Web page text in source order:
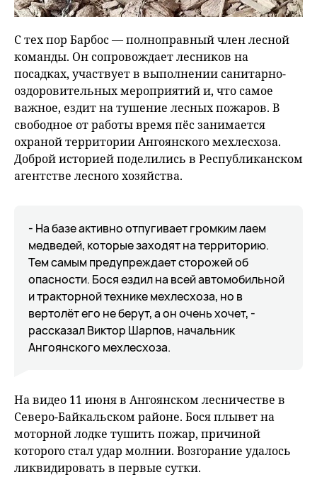
С тех пор Барбос — полноправный член лесной
команды. Он сопровождает лесников на
посадках, участвует в выполнении санитарно-
оздоровительных мероприятий и, что самое
важное, ездит на тушение лесных пожаров. В
свободное от работы время пёс занимается
охраной территории Ангоянского мехлесхоза.
Доброй историей поделились в Республиканском
агентстве лесного хозяйства.
- На базе активно отпугивает громким лаем
медведей, которые заходят на территорию.
Тем самым предупреждает сторожей об
опасности. Бося ездил на всей автомобильной
и тракторной технике мехлесхоза, но в
вертолёт его не берут, а он очень хочет, -
рассказал Виктор Шарпов, начальник
Ангоянского мехлесхоза.
На видео 11 июня в Ангоянском лесничестве в
Северо-Байкальском районе. Бося плывет на
моторной лодке тушить пожар, причиной
которого стал удар молнии. Возгорание удалось
ликвидировать в первые сутки.